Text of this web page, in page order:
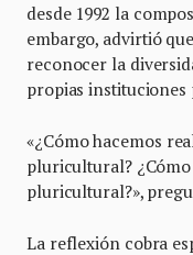
desde 1992 la
embargo, advirtió
reconocer la
propias
«¿Cómo hacemos
pluricultural?
pluricultural?»,
La reflexión cobra